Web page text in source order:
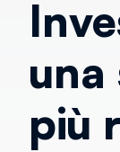
una
più